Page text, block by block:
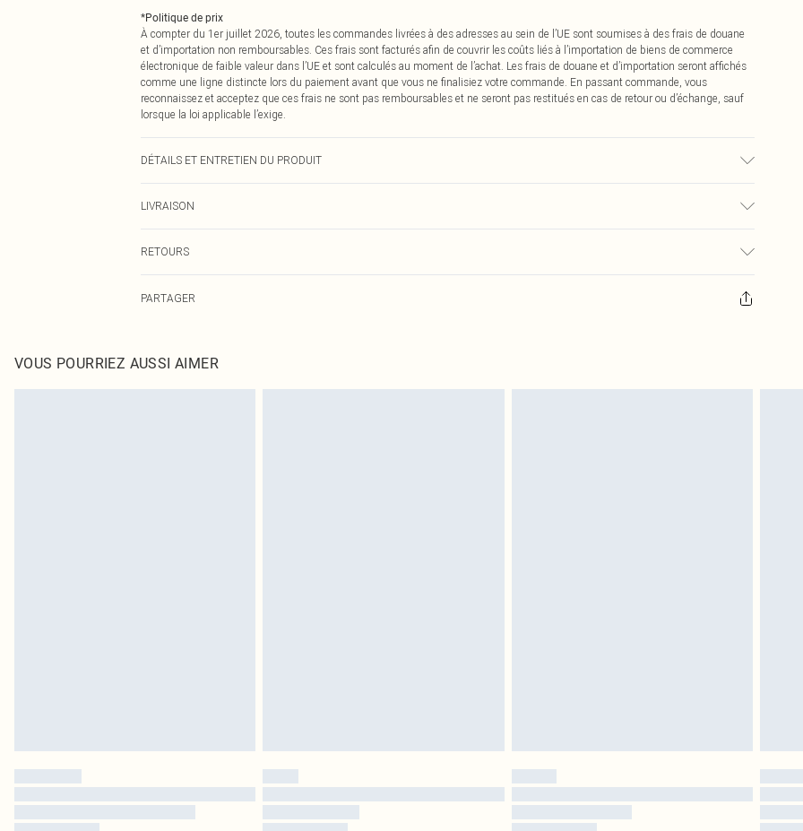
*Politique de prix
À compter du 1er juillet 2026, toutes les commandes livrées à des adresses au sein de l’UE sont soumises à des frais de douane
et d’importation non remboursables. Ces frais sont facturés afin de couvrir les coûts liés à l’importation de biens de commerce
électronique de faible valeur dans l’UE et sont calculés au moment de l’achat. Les frais de douane et d’importation seront affichés
comme une ligne distincte lors du paiement avant que vous ne finalisiez votre commande. En passant commande, vous
reconnaissez et acceptez que ces frais ne sont pas remboursables et ne seront pas restitués en cas de retour ou d’échange, sauf
lorsque la loi applicable l’exige.
DÉTAILS ET ENTRETIEN DU PRODUIT
LIVRAISON
€9.99
RETOURS
Veuillez noter que nous ne pouvons pas rembourser les masques tendance, les cosmétiques, les bijoux pour piercings, les jouets
également être essayées en intérieur. Les articles pour la maison, y compris le linge de lit, les matelas, les surmatelas et les
PARTAGER
VOUS POURRIEZ AUSSI AIMER